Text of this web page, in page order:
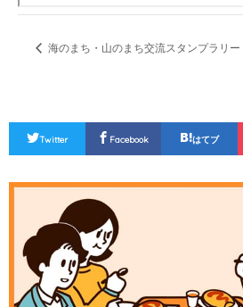
海のまち・山のまち交流スタンプラリー
Twitter Facebook はてブ